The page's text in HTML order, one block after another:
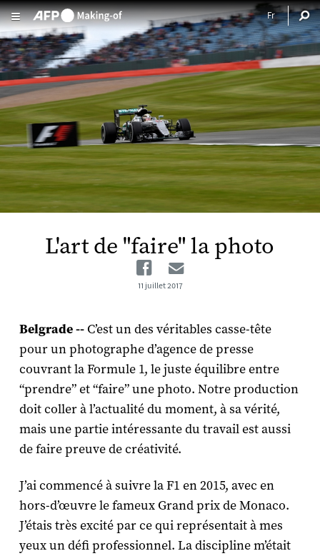
Aller au contenu principal
L'art de "faire" la photo
Facebook
Email
11 juillet 2017
Belgrade -- C’est un des véritables casse-tête
pour un photographe d’agence de presse
couvrant la Formule 1, le juste équilibre entre
“prendre” et “faire” une photo. Notre production
doit coller à l’actualité du moment, à sa vérité,
mais une partie intéressante du travail est aussi
de faire preuve de créativité.
J’ai commencé à suivre la F1 en 2015, avec en
hors-d’œuvre le fameux Grand prix de Monaco.
J’étais très excité par ce qui représentait à mes
yeux un défi professionnel. La discipline m’était